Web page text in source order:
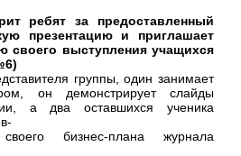
ребят за предоставленный
презентацию и приглашает
своего выступления учащихся
группы, один занимает
он демонстрирует слайды
а два оставшихся ученика
бизнес-плана журнала